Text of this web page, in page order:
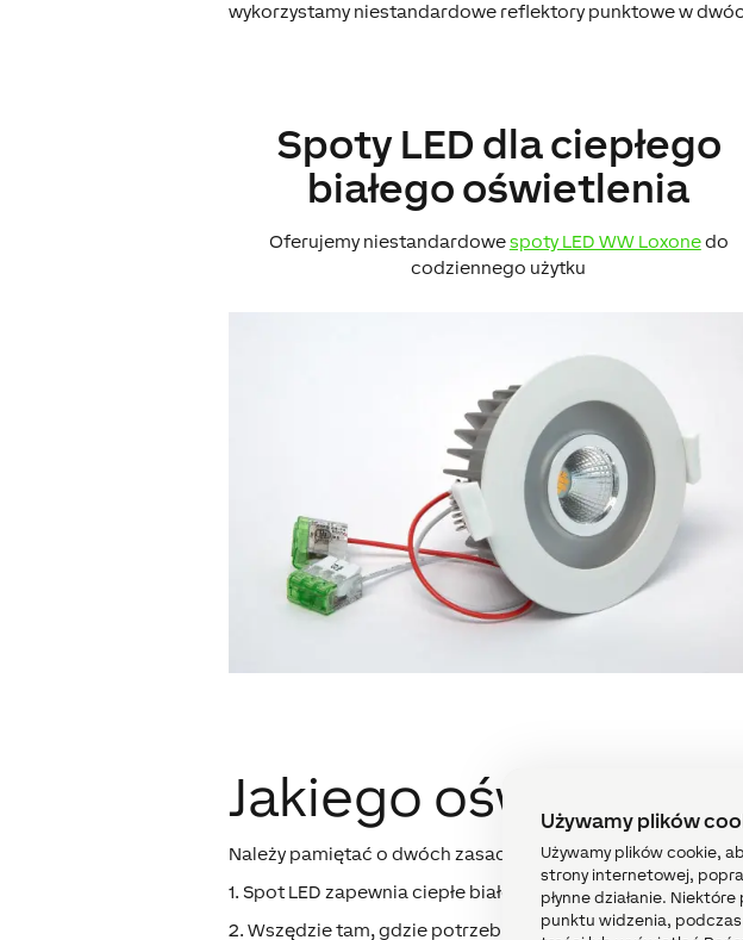
Używamy plików
Używamy plików cookie,
strony internetowej,
płynne działanie.
punktu widzenia,
wykorzystamy niestandardowe reflektory punktowe w
Spoty LED dla ciepłego
białego oświetlenia
Oferujemy niestandardowespoty LED WW Loxonedo
codziennego użytku
Jakiego
Należy pamiętać o dwóch zasadach:
1. Spot LED zapewnia ciepłe białe światło wszędzie tam,
2. Wszędzie tam, gdzie potrzebujesz stylowego